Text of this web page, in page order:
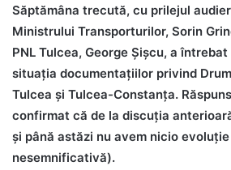
Săptămâna trecută, cu prilejul
Ministrului Transporturilor, Sorin
PNL Tulcea, George Șișcu, a
situația documentațiilor privind
Tulcea și Tulcea-Constanța.
confirmat că de la discuția
și până astăzi nu avem nicio
nesemnificativă).